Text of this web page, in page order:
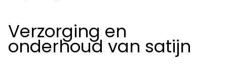
Verzorging en
onderhoud van satijn